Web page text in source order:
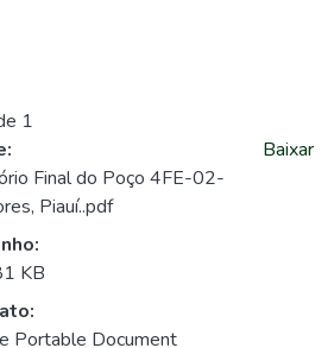
1
Final do Poço 4FE-02-
Piauí..pdf
KB
Portable Document
Baixar